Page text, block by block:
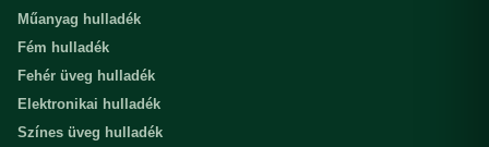
Műanyag hulladék
Fém hulladék
Fehér üveg hulladék
Elektronikai hulladék
Színes üveg hulladék